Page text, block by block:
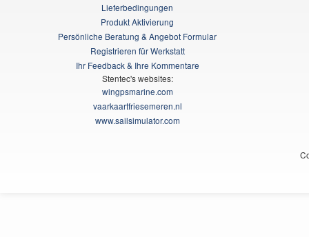
Lieferbedingungen
Produkt Aktivierung
Persönliche Beratung & Angebot Formular
Registrieren für Werkstatt
Ihr Feedback & Ihre Kommentare
Stentec's websites:
wingpsmarine.com
vaarkaartfriesemeren.nl
www.sailsimulator.com